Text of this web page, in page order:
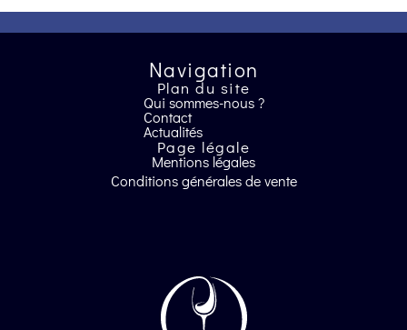
Navigation
Plan du site
Qui sommes-nous ?
Contact
Actualités
Page légale
Mentions légales
Conditions générales de vente